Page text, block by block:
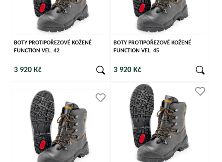
BOTY PROTIPOŘEZOVÉ KOŽENÉ
FUNCTION VEL. 42
3 920 Kč
BOTY PROTIPOŘEZOVÉ KOŽENÉ
FUNCTION VEL. 45
3 920 Kč